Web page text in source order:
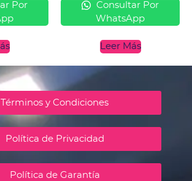
Por
Consultar Por
WhatsApp
Leer Más
Términos y Condiciones
Política de Privacidad
Política de Garantía